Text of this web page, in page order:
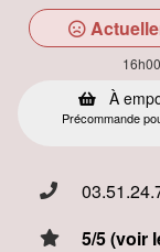
À
Précommande
5/5 (voir